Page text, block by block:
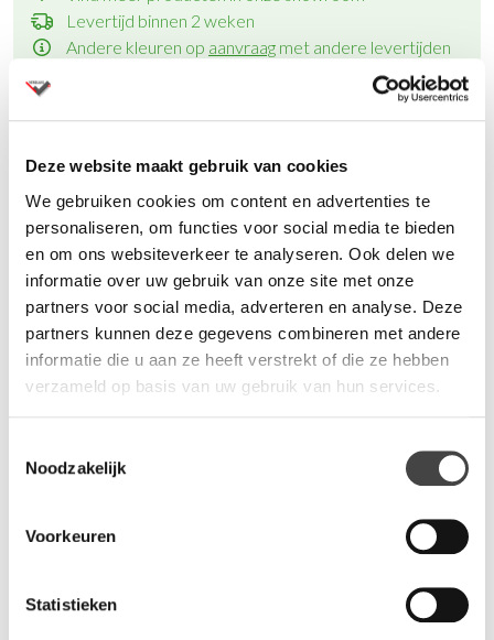
Deze website maakt gebruik van cookies
We gebruiken cookies om content en advertenties te
personaliseren, om functies voor social media te bieden
en om ons websiteverkeer te analyseren. Ook delen we
informatie over uw gebruik van onze site met onze
partners voor social media, adverteren en analyse. Deze
partners kunnen deze gegevens combineren met andere
informatie die u aan ze heeft verstrekt of die ze hebben
verzameld op basis van uw gebruik van hun services.
Noodzakelijk
Voorkeuren
Statistieken
Levertijd binnen 2 weken
Andere kleuren op aanvraag met andere levertijden
Al ruim 80 jaar specialist in kantoormeubelen
Vraag een offerte aanvoor meerdere aantallen
Productinformatie
Specificaties
Voorzien van een 2 mm dik PVC stootrand
Afmetingen: 120 (L) x 80 (B) x 110 (H) cm, 140 (L) x 80 (B)
(B) x 110 (H) cm
Wordt ongemonteerd geleverd tenzij u montage
aanvraagt bij het bestellen